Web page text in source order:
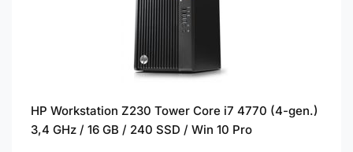
HP Workstation Z230 Tower Core i7 4770 (4-gen.)
3,4 GHz / 16 GB / 240 SSD / Win 10 Pro